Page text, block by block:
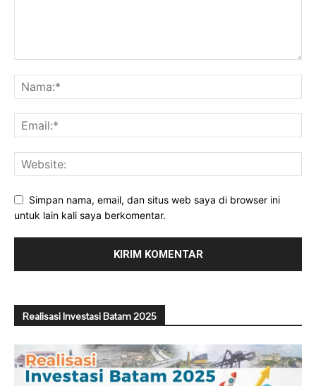
Simpan nama, email, dan situs web saya di browser ini
untuk lain kali saya berkomentar.
Realisasi Investasi Batam 2025